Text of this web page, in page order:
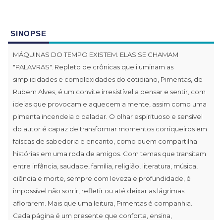
SINOPSE
MÁQUINAS DO TEMPO EXISTEM. ELAS SE CHAMAM
"PALAVRAS". Repleto de crônicas que iluminam as
simplicidades e complexidades do cotidiano, Pimentas, de
Rubem Alves, é um convite irresistível a pensar e sentir, com
ideias que provocam e aquecem a mente, assim como uma
pimenta incendeia o paladar. O olhar espirituoso e sensível
do autor é capaz de transformar momentos corriqueiros em
faíscas de sabedoria e encanto, como quem compartilha
histórias em uma roda de amigos. Com temas que transitam
entre infância, saudade, família, religião, literatura, música,
ciência e morte, sempre com leveza e profundidade, é
impossível não sorrir, refletir ou até deixar as lágrimas
aflorarem. Mais que uma leitura, Pimentas é companhia.
Cada página é um presente que conforta, ensina,